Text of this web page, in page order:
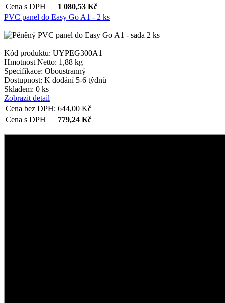
Cena s DPH
1 080,53 Kč
PVC panel do Easy Go A1 - 2 ks
Kód produktu: UYPEG300A1
Hmotnost Netto: 1,88 kg
Specifikace: Oboustranný
Dostupnost: K dodání 5-6 týdnů
Skladem: 0 ks
Zobrazit detail
Cena bez DPH: 644,00 Kč
Cena s DPH
779,24 Kč